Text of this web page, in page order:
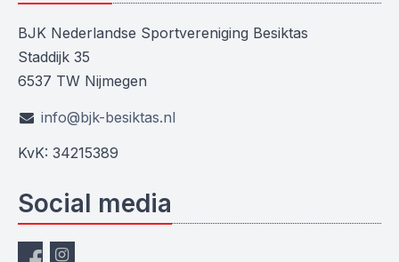
BJK Nederlandse Sportvereniging Besiktas
Staddijk 35
6537 TW Nijmegen
info@bjk-besiktas.nl
KvK: 34215389
Social media